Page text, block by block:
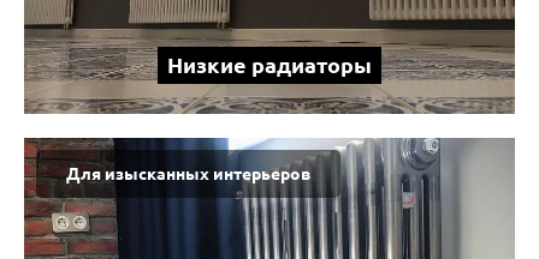
Низкие радиаторы
Для изысканных интерьеров